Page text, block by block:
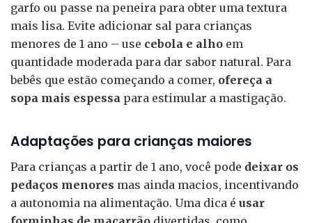
garfo ou passe na peneira para obter uma textura
mais lisa. Evite adicionar sal para crianças
menores de 1 ano – use cebola e alho em
quantidade moderada para dar sabor natural. Para
bebês que estão começando a comer, ofereça a
sopa mais espessa para estimular a mastigação.
Adaptações para crianças maiores
Para crianças a partir de 1 ano, você pode deixar os
pedaços menores mas ainda macios, incentivando
a autonomia na alimentação. Uma dica é usar